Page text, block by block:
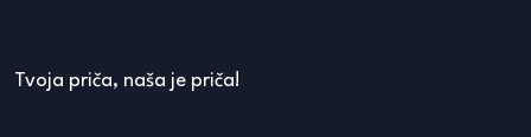
Tvoja priča, naša je priča!